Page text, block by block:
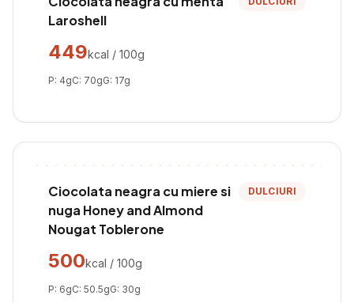
Laroshell
449kcal / 100g
P: 4gC: 70gG: 17g
Ciocolata neagra cu miere si
nuga Honey and Almond
Nougat Toblerone
DULCIURI
500kcal / 100g
P: 6gC: 50.5gG: 30g